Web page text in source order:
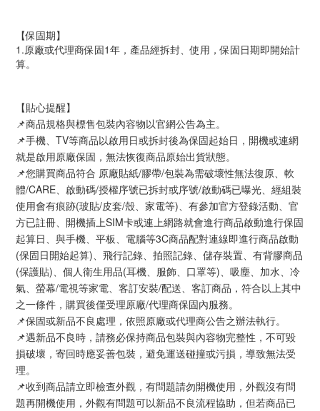
【保固期】
1.原廠或代理商保固1年，產品經拆封、使用，保固日期即開始計
算。
【貼心提醒】
📌商品規格與標售包裝內容物以官網公告為主。
📌手機、TV等商品以啟用日或拆封後為保固起始日，開機或連網
就是啟用原廠保固，無法恢復商品原始出貨狀態。
📌您購買商品符合 原廠貼紙/膠帶/包裝為需破壞性無法復原、軟
體/CARE、啟動碼/授權序號已拆封或序號/啟動碼已曝光、經組裝
使用會有痕跡(玻貼/皮套/殼、家電等)、有參加官方登錄活動、官
方已註冊、開機插上SIM卡或連上網路就會進行商品啟動進行保固
起算日、與手機、平板、電腦等3C商品配對連線即進行商品啟動
(保固日開始起算)、飛行記錄、拍照記錄、儲存裝置、有背膠商品
(保護貼)、個人衛生用品(耳機、服飾、口罩等)、吸塵、加水、冷
氣、螢幕/電視等家電、客訂安裝/配送、客訂商品，符合以上其中
之一條件，購買後僅受理原廠/代理商保固內服務。
📌保固或新品不良處理，依照原廠或代理商公告之辦法執行。
📌遇新品不良時，請務必保持商品包裝與內容物完整性，不可毀
損破壞，寄回時應妥善包裝，避免運送碰撞或污損，導致無法受
理。
📌收到商品請立即檢查外觀，有問題請勿開機使用，外觀沒有問
題再開機使用，外觀有問題可以新品不良流程協助，但若商品已